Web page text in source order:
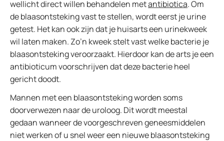
wellicht direct willen behandelen metantibiotica. Om
de blaasontsteking vast te stellen, wordt eerst je urine
getest. Het kan ook zijn dat je huisarts een urinekweek
wil laten maken. Zo’n kweek stelt vast welke bacterie je
blaasontsteking veroorzaakt. Hierdoor kan de arts je een
antibioticum voorschrijven dat deze bacterie heel
gericht doodt.
Mannen met een blaasontsteking worden soms
doorverwezen naar de uroloog. Dit wordt meestal
gedaan wanneer de voorgeschreven geneesmiddelen
niet werken of u snel weer een nieuwe blaasontsteking